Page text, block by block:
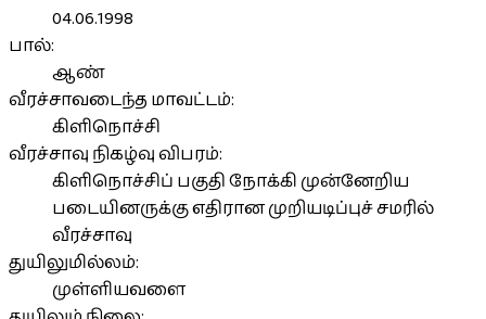
04.06.1998
பால்:
ஆண்
வீரச்சாவடைந்த மாவட்டம்:
கிளிநொச்சி
வீரச்சாவு நிகழ்வு விபரம்:
கிளிநொச்சிப் பகுதி நோக்கி முன்னேறிய
படையினருக்கு எதிரான முறியடிப்புச் சமரில்
வீரச்சாவு
துயிலுமில்லம்:
முள்ளியவளை